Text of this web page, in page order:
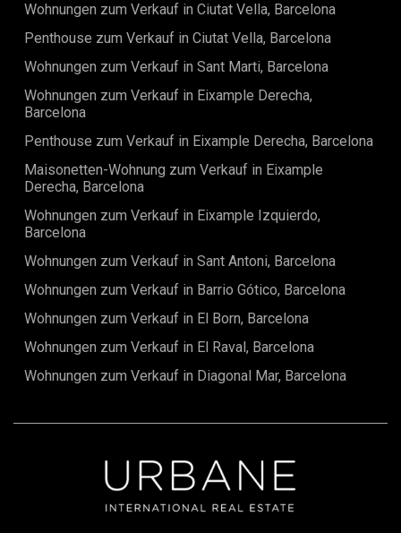
Kosten im Zusammenhang mit einer Hypothek (falls
zutreffend).
Wohnungen zum Verkauf in Ciutat Vella, Barcelona
Penthouse zum Verkauf in Ciutat Vella, Barcelona
Wohnungen zum Verkauf in Sant Marti, Barcelona
Wohnungen zum Verkauf in Eixample Derecha,
Barcelona
Penthouse zum Verkauf in Eixample Derecha, Barcelona
Maisonetten-Wohnung zum Verkauf in Eixample
Derecha, Barcelona
Wohnungen zum Verkauf in Eixample Izquierdo,
Barcelona
Wohnungen zum Verkauf in Sant Antoni, Barcelona
Wohnungen zum Verkauf in Barrio Gótico, Barcelona
Wohnungen zum Verkauf in El Born, Barcelona
Wohnungen zum Verkauf in El Raval, Barcelona
Wohnungen zum Verkauf in Diagonal Mar, Barcelona